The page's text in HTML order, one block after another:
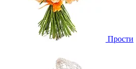
Прости